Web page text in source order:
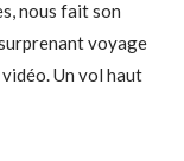
nous fait son
voyage
Un vol haut